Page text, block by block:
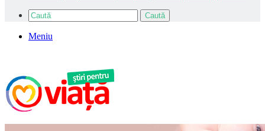
Caută
Meniu